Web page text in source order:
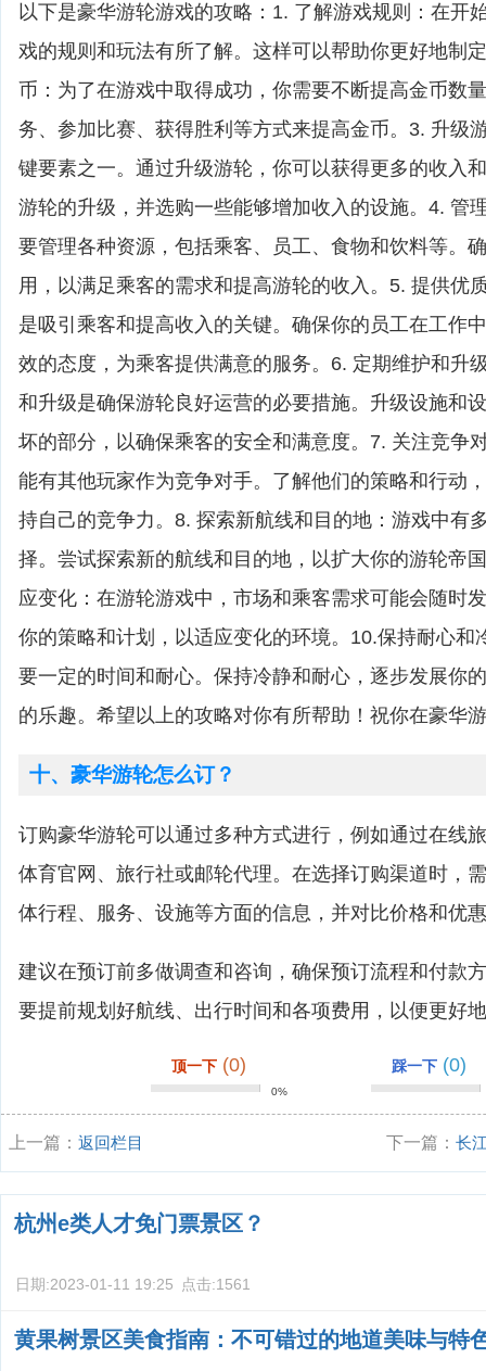
以下是豪华游轮游戏的攻略：1. 了解游戏规则：在开
戏的规则和玩法有所了解。这样可以帮助你更好地制
币：为了在游戏中取得成功，你需要不断提高金币数
务、参加比赛、获得胜利等方式来提高金币。3. 升级
键要素之一。通过升级游轮，你可以获得更多的收入
游轮的升级，并选购一些能够增加收入的设施。4. 管
要管理各种资源，包括乘客、员工、食物和饮料等。
用，以满足乘客的需求和提高游轮的收入。5. 提供优
是吸引乘客和提高收入的关键。确保你的员工在工作
效的态度，为乘客提供满意的服务。6. 定期维护和升
和升级是确保游轮良好运营的必要措施。升级设施和
坏的部分，以确保乘客的安全和满意度。7. 关注竞争
能有其他玩家作为竞争对手。了解他们的策略和行动
持自己的竞争力。8. 探索新航线和目的地：游戏中有
择。尝试探索新的航线和目的地，以扩大你的游轮帝
应变化：在游轮游戏中，市场和乘客需求可能会随时
你的策略和计划，以适应变化的环境。10.保持耐心和
要一定的时间和耐心。保持冷静和耐心，逐步发展你
的乐趣。希望以上的攻略对你有所帮助！祝你在豪华
十、豪华游轮怎么订？
订购豪华游轮可以通过多种方式进行，例如通过在线
体育官网、旅行社或邮轮代理。在选择订购渠道时，
体行程、服务、设施等方面的信息，并对比价格和优
建议在预订前多做调查和咨询，确保预订流程和付款
要提前规划好航线、出行时间和各项费用，以便更好
顶一下 (0)
0%
踩一下 (0)
上一篇： 返回栏目 下一篇：长
杭州e类人才免门票景区？
日期:2023-01-11 19:25 点击:1561
黄果树景区美食指南：不可错过的地道美味与特